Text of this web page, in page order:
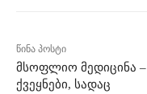
წინა პოსტი
მსოფლიო მედიცინა –
ქვეყნები, სადაც